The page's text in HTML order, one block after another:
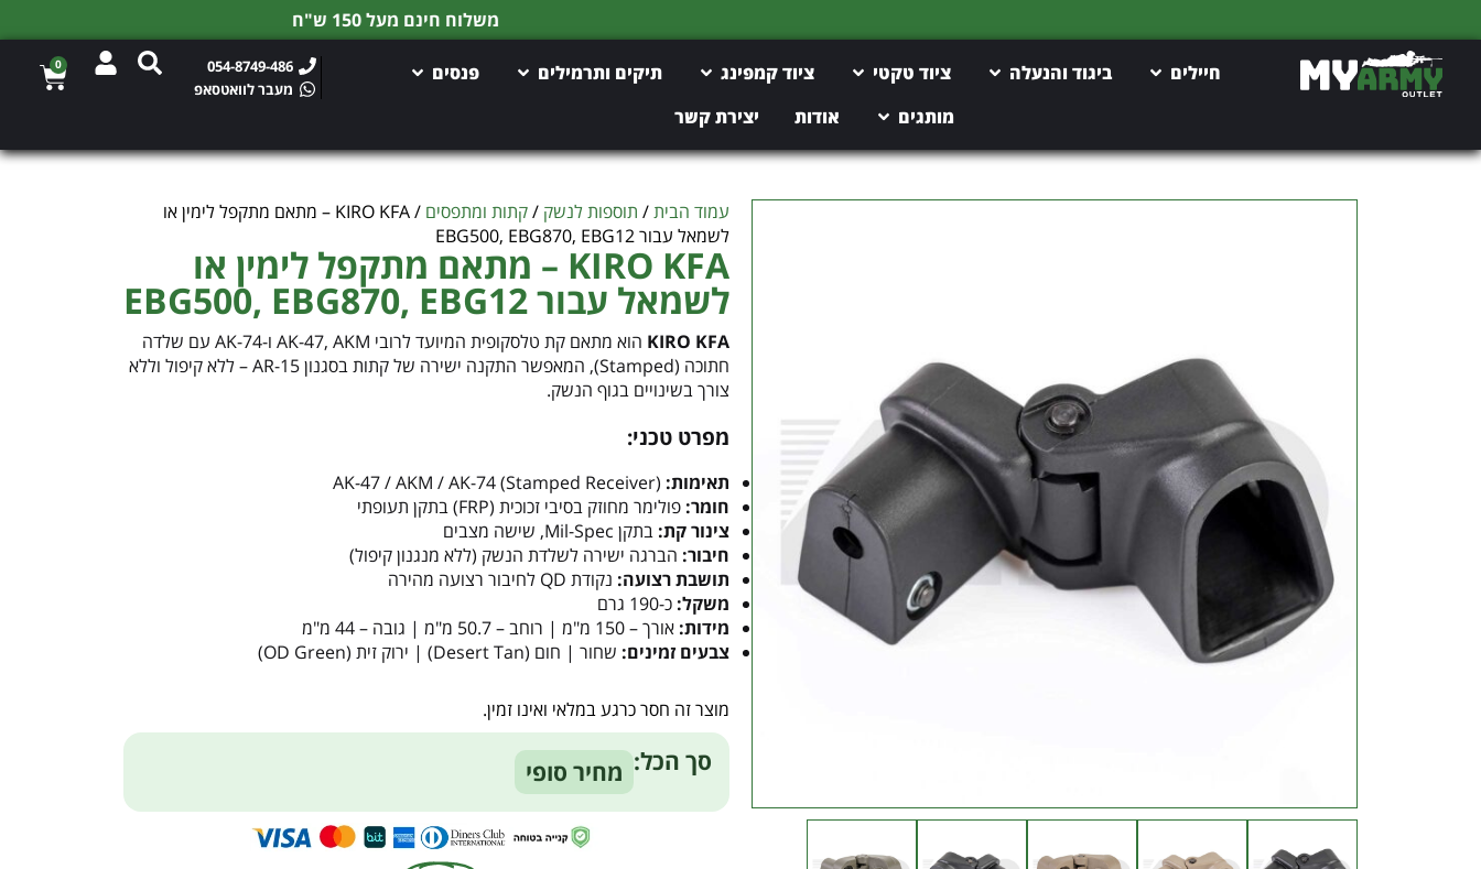
חיילים ביגוד והנעלה ציוד טקטי ציוד קמפינג תיקים ותרמילים
פנסים
מותגים
אודות יצירת קשר
054-8749-486
מעבר לוואטסאפ
0
עמוד הבית/ תוספות לנשק /קתות ומתפסים
/ KIRO KFA – מתאם מתקפל לימין או
לשמאל עבור EBG500, EBG870, EBG12
KIRO KFA – מתאם מתקפל לימין או
לשמאל עבור EBG500, EBG870, EBG12
KIRO KFA
הוא מתאם קת טלסקופית המיועד לרובי AK-47, AKM ו-AK-74 עם שלדה
חתוכה (Stamped), המאפשר התקנה ישירה של קתות בסגנון AR-15 – ללא קיפול וללא
צורך בשינויים בגוף הנשק.
מפרט טכני:
תאימות:
חומר: פולימר מחוזק בסיבי זכוכית (FRP) בתקן תעופתי
צינור קת: בתקן Mil-Spec, שישה מצבים
חיבור: הברגה ישירה לשלדת הנשק (ללא מנגנון קיפול)
תושבת רצועה: נקודת QD לחיבור רצועה מהירה
משקל: כ-190 גרם
מידות: אורך – 150 מ"מ | רוחב – 50.7 מ"מ | גובה – 44 מ"מ
צבעים זמינים: שחור | חום (Desert Tan) | ירוק זית (OD Green)
מוצר זה חסר כרגע במלאי ואינו זמין.
Alternative:
סך הכל: מחיר סופי